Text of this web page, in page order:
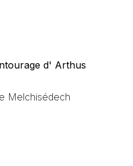
d' Arthus
Melchisédech